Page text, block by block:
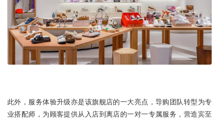
此外，服务体验升级亦是该旗舰店的一大亮点，导购团队转型为专
业搭配师，为顾客提供从入店到离店的一对一专属服务，营造宾至